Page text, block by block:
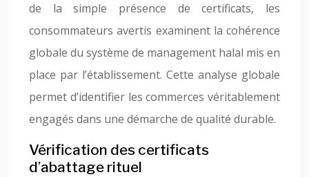
de la simple présence de certificats, les
consommateurs avertis examinent la cohérence
globale du système de management halal mis en
place par l’établissement. Cette analyse globale
permet d’identifier les commerces véritablement
engagés dans une démarche de qualité durable.
Vérification des certificats
d’abattage rituel